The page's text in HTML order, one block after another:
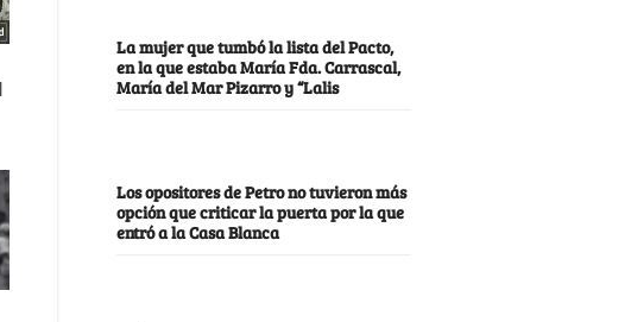
La mujer que tumbó la lista del Pacto,
en la que estaba María Fda. Carrascal,
María del Mar Pizarro y “Lalis
Los opositores de Petro no tuvieron más
opción que criticar la puerta por la que
entró a la Casa Blanca